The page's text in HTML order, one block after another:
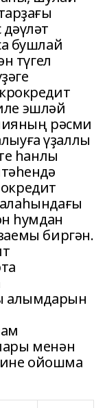
бушлай
түгел
эшләй
рәсми
үҙаллы
һанлы
һумдан
биргән.
алымдарын
менән
ойошма